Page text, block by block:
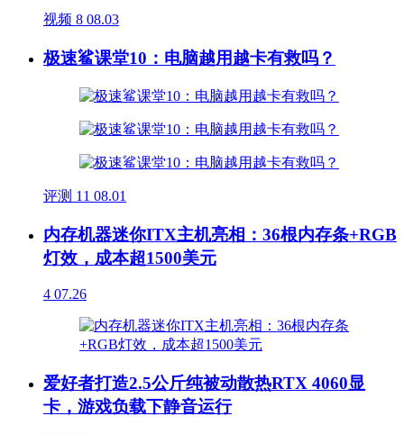
视频 8 08.03
极速鲨课堂10：电脑越用越卡有救吗？
评测 11 08.01
内存机器迷你ITX主机亮相：36根内存条+RGB
灯效，成本超1500美元
4 07.26
爱好者打造2.5公斤纯被动散热RTX 4060显
卡，游戏负载下静音运行